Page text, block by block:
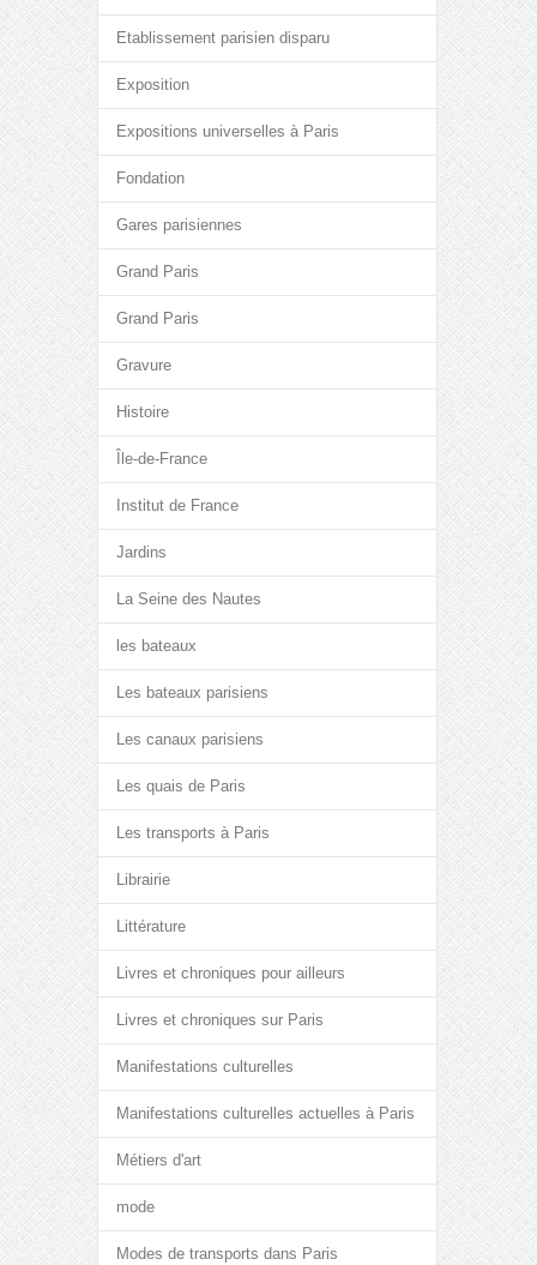
Etablissement parisien disparu
Exposition
Expositions universelles à Paris
Fondation
Gares parisiennes
Grand Paris
Grand Paris
Gravure
Histoire
Île-de-France
Institut de France
Jardins
La Seine des Nautes
les bateaux
Les bateaux parisiens
Les canaux parisiens
Les quais de Paris
Les transports à Paris
Librairie
Littérature
Livres et chroniques pour ailleurs
Livres et chroniques sur Paris
Manifestations culturelles
Manifestations culturelles actuelles à Paris
Métiers d'art
mode
Modes de transports dans Paris